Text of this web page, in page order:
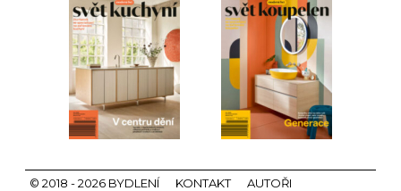
© 2018 - 2026 BYDLENÍ KONTAKT AUTOŘI